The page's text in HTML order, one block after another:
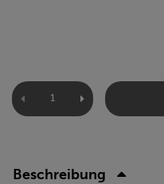
Beschreibung